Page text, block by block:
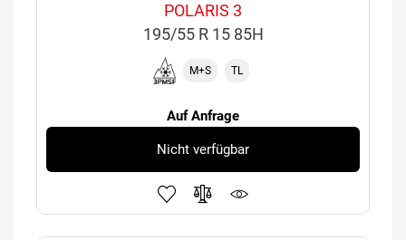
POLARIS 3
195/55 R 15 85H
M+S TL
Auf Anfrage
Nicht verfügbar